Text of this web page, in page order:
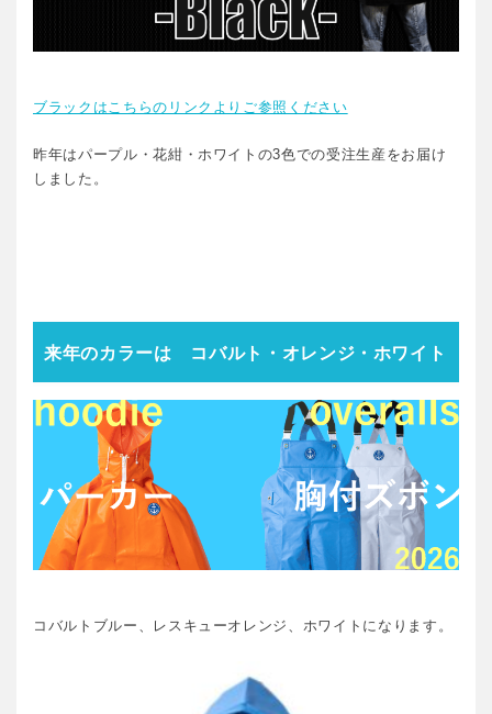
ブラックはこちらのリンクよりご参照ください
昨年はパープル・花紺・ホワイトの3色での受注生産をお届け
しました。
来年のカラーは コバルト・オレンジ・ホワイト
コバルトブルー、レスキューオレンジ、ホワイトになります。